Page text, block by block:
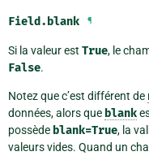
Field.blank ¶
Si la valeur est True, le
False.
Notez que c’est différent de
données, alors que blank
possède blank=True, la
valeurs vides. Quand un